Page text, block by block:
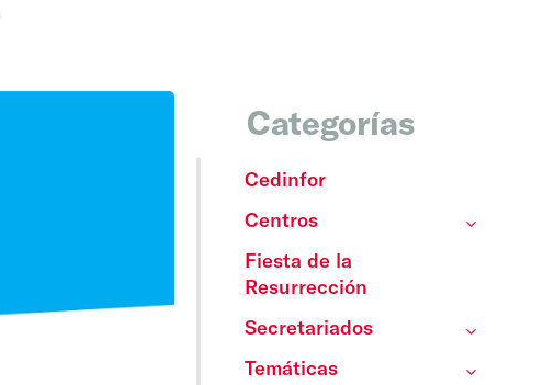
Categorías
Cedinfor
Centros
Fiesta de la
Resurrección
Secretariados
Temáticas